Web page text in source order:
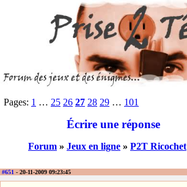
Pages: 1 … 25 26 27 28 29 … 101
Écrire une réponse
Forum » Jeux en ligne » P2T Ricochet
#651 - 20-11-2009 09:23:45